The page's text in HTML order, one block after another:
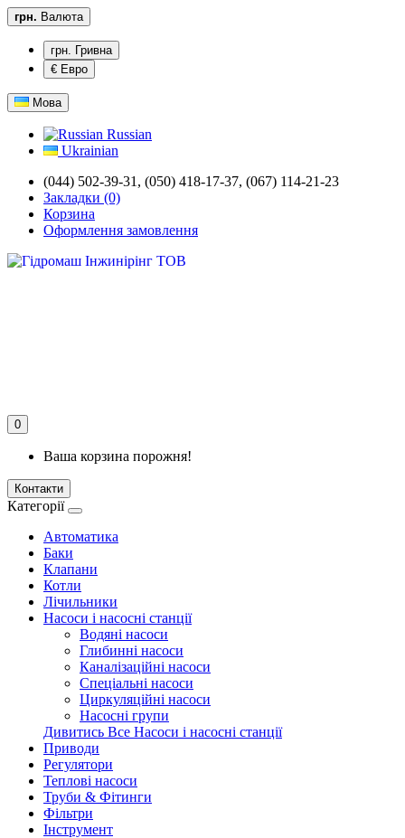
грн. Валюта
грн. Гривна
€ Евро
Мова
Russian
Ukrainian
(044) 502-39-31, (050) 418-17-37, (067) 114-21-23
Закладки (0)
Корзина
Оформлення замовлення
0
Ваша корзина порожня!
Контакти
Категорії
Автоматика
Баки
Клапани
Котли
Лічильники
Насоси і насосні станції
Водяні насоси
Глибинні насоси
Каналізаційні насоси
Спеціальні насоси
Циркуляційні насоси
Насосні групи
Дивитись Все Насоси і насосні станції
Приводи
Регулятори
Теплові насоси
Труби & Фітинги
Фільтри
Інструмент